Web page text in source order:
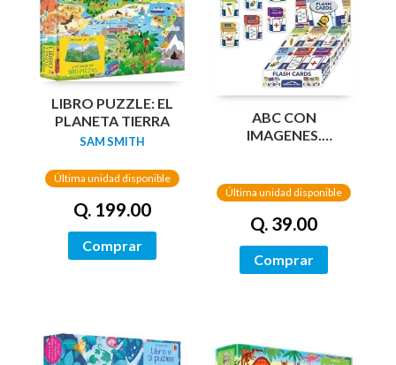
LIBRO PUZZLE: EL
PLANETA TIERRA
SAM SMITH
Última unidad disponible
Q. 199.00
Comprar
ABC CON
IMAGENES.
Última unidad disponible
Q. 39.00
Comprar